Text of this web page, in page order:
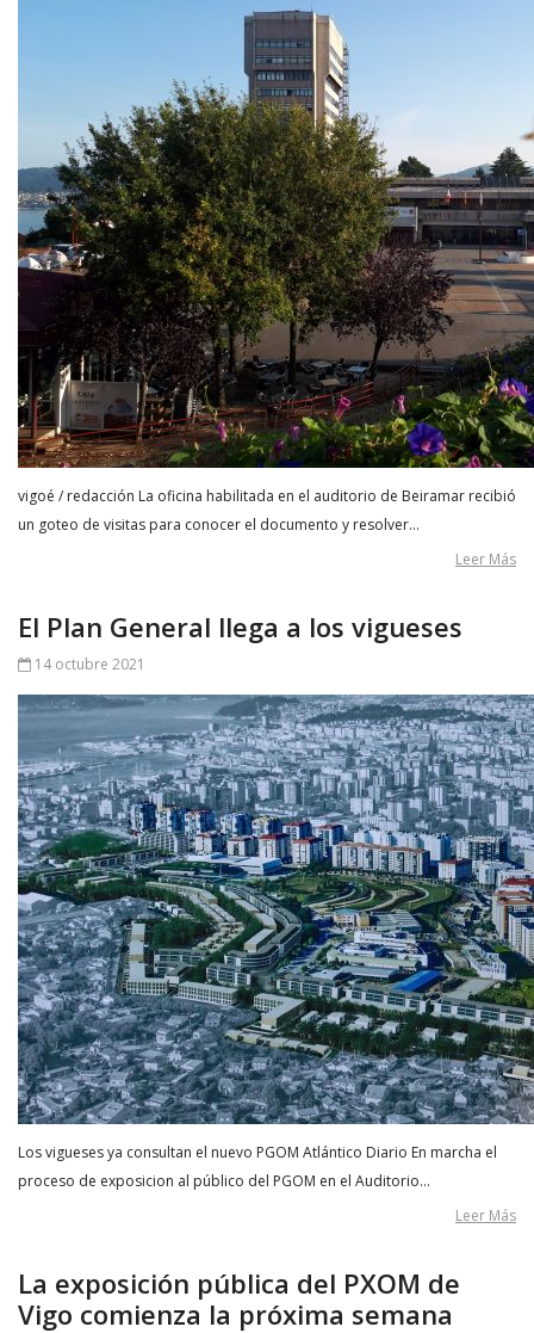
vigoé / redacción La oficina habilitada en el auditorio de Beiramar recibió
un goteo de visitas para conocer el documento y resolver…
Leer Más
El Plan General llega a los vigueses
14 octubre 2021
Los vigueses ya consultan el nuevo PGOM Atlántico Diario En marcha el
proceso de exposicion al público del PGOM en el Auditorio…
Leer Más
La exposición pública del PXOM de
Vigo comienza la próxima semana